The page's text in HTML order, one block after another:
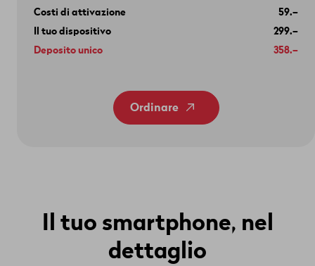
Costi di attivazione
59.–
Il tuo dispositivo
299.–
Deposito unico
358.–
Ordinare
Il tuo smartphone, nel
dettaglio